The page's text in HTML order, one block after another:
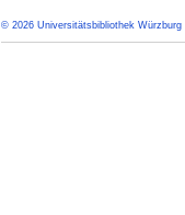
© 2026 Universitätsbibliothek Würzburg